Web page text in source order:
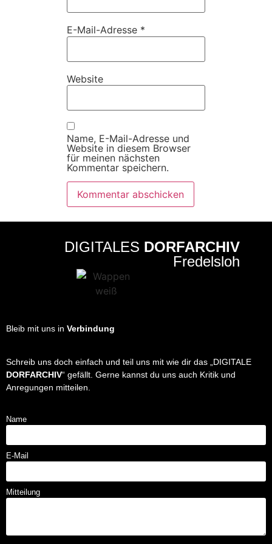
E-Mail-Adresse *
Website
Name, E-Mail-Adresse und
Website in diesem Browser
für meinen nächsten
Kommentar speichern.
DIGITALES DORFARCHIV
Fredelsloh
Bleib mit uns in Verbindung
Schreib uns doch einfach und teil uns mit wie dir das „DIGITALE
DORFARCHIV“ gefällt. Gerne kannst du uns auch Kritik und
Anregungen mitteilen.
Name
E-Mail
Mitteilung